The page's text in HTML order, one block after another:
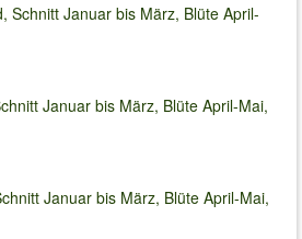
Schnitt Januar bis März, Blüte April-
Januar bis März, Blüte April-Mai,
Januar bis März, Blüte April-Mai,